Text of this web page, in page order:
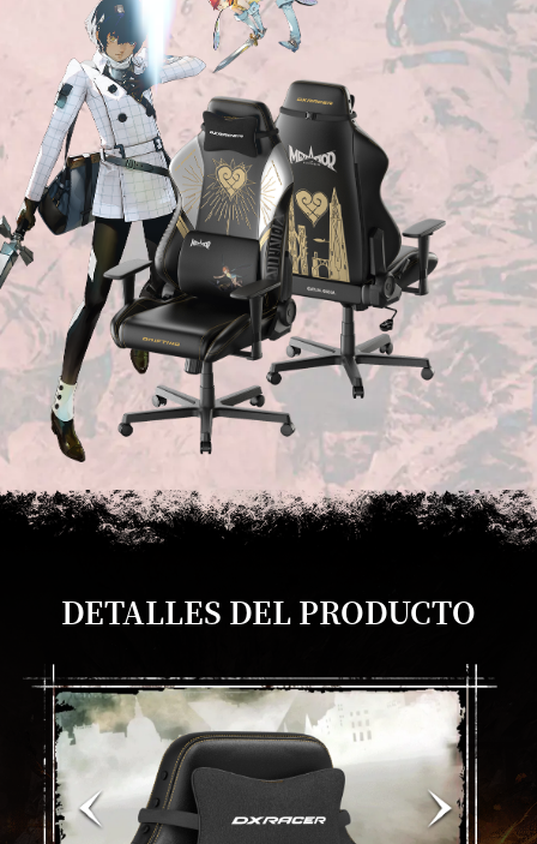
DETALLES DEL PRODUCTO